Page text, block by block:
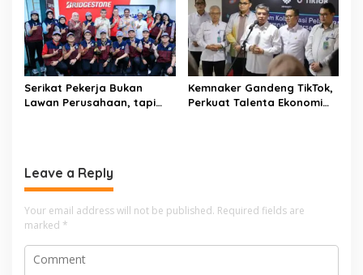
Serikat Pekerja Bukan
Lawan Perusahaan, tapi
Kemnaker Gandeng TikTok,
Perkuat Talenta Ekonomi
Leave a Reply
Your email address will not be published. Required fields are
marked *